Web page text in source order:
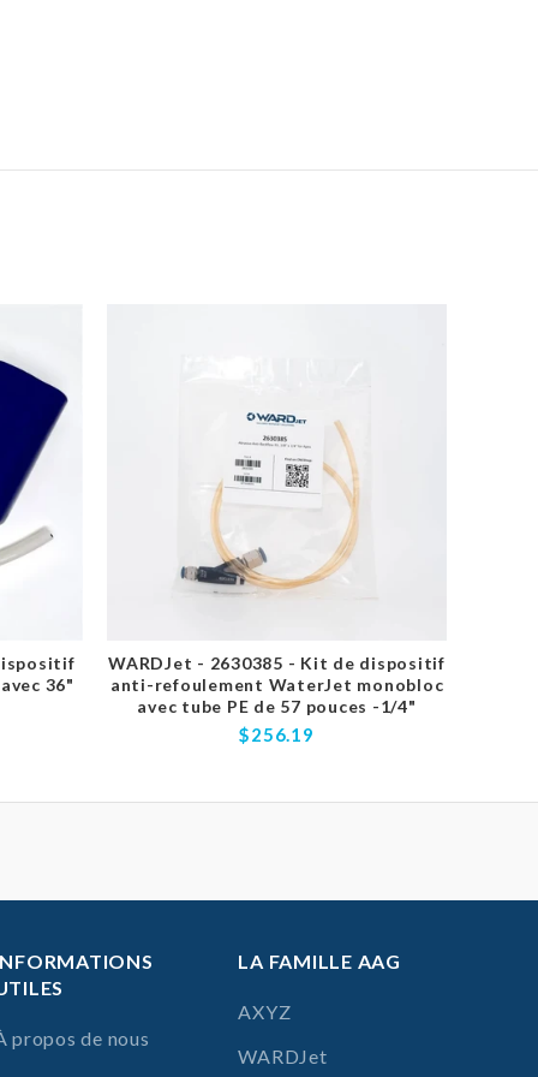
36"
WARDJet - 2630385 - Kit de dispositif
anti-refoulement WaterJet monobloc
avec tube PE de 57 pouces -1/4"
$256.19
propos de nous
LA FAMILLE AAG
AXYZ
WARDJet